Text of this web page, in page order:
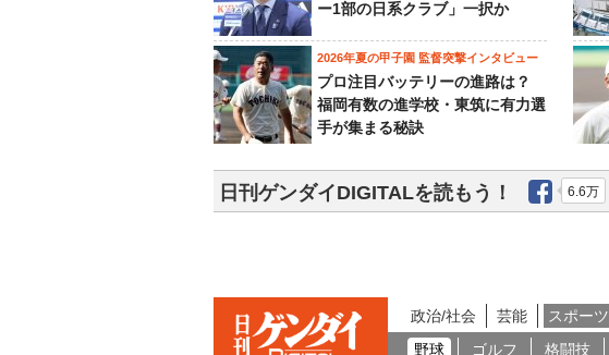
ー1部の日系クラブ」一択か
2026年夏の甲子園 監督突撃インタビュー
プロ注目バッテリーの進路は？
福岡有数の進学校・東筑に有力選
手が集まる秘訣
日刊ゲンダイDIGITALを読もう！ 6.6万
政治/社会 芸能 スポーツ
野球
ゴルフ 格闘技